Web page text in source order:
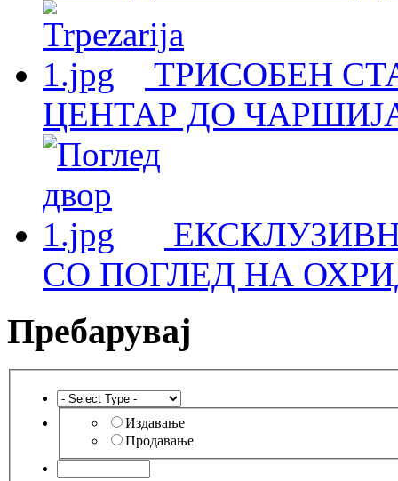
ТРИСОБЕН
ЦЕНТАР ДО
СО ПОГЛЕД НА
Пребарувај
Издавање
Продавање